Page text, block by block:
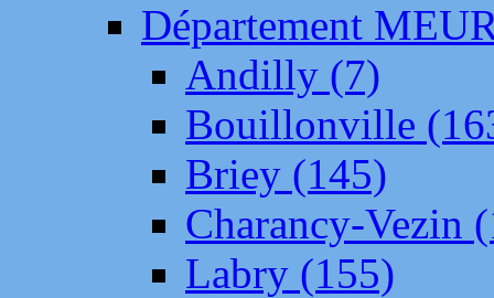
Département
Andilly (7)
Bouillonville
Briey (145)
Charancy-Vezin
Labry (155)